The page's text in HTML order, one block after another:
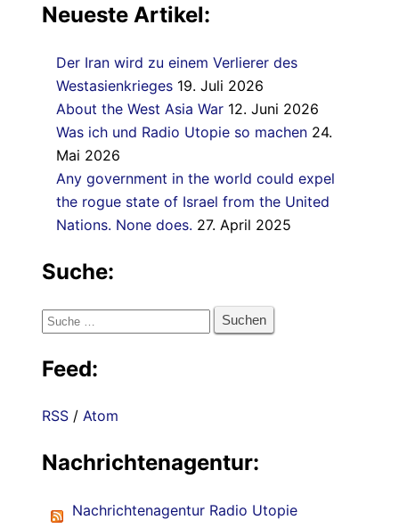
Neueste Artikel:
Der Iran wird zu einem Verlierer des
Westasienkrieges 19. Juli 2026
About the West Asia War 12. Juni 2026
Was ich und Radio Utopie so machen 24.
Mai 2026
Any government in the world could expel
the rogue state of Israel from the United
Nations. None does. 27. April 2025
Suche:
Suche
Feed:
RSS / Atom
Nachrichtenagentur:
Nachrichtenagentur Radio Utopie